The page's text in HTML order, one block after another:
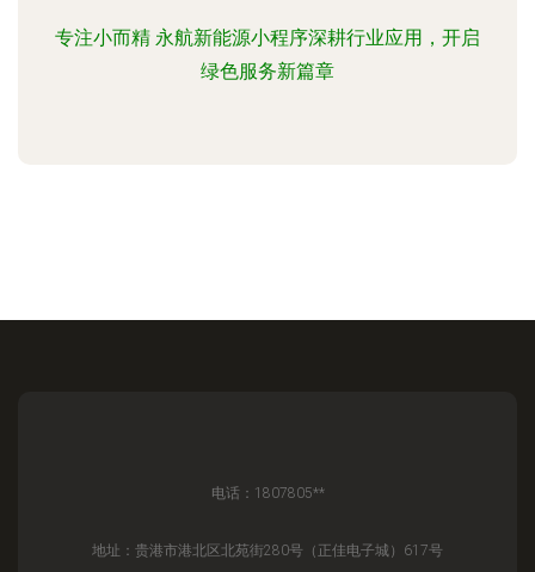
专注小而精 永航新能源小程序深耕行业应用，开启
绿色服务新篇章
电话：1807805**
地址：贵港市港北区北苑街280号（正佳电子城）617号